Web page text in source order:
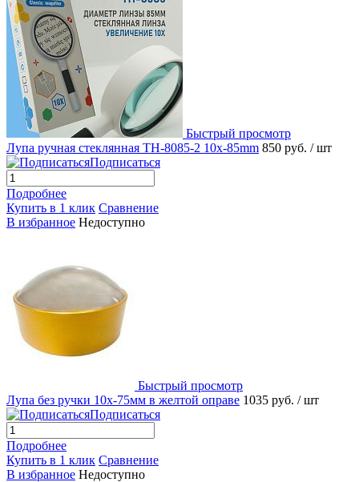
Быстрый просмотр
Лупа ручная стеклянная TH-8085-2 10х-85mm 850 руб. / шт
Подписаться
Подробнее
Купить в 1 клик Сравнение
В избранное Недоступно
Быстрый просмотр
Лупа без ручки 10х-75мм в желтой оправе 1035 руб. / шт
Подписаться
Подробнее
Купить в 1 клик Сравнение
В избранное Недоступно